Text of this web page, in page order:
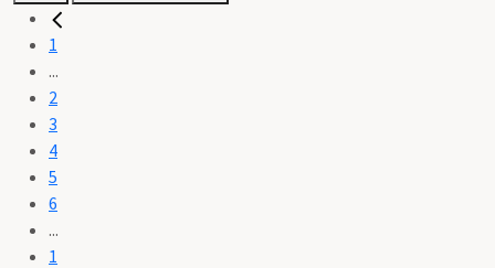
1
...
2
3
4
5
6
...
1